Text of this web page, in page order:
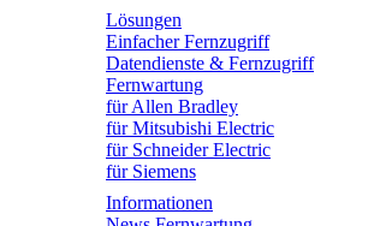
Lösungen
Einfacher Fernzugriff
Datendienste & Fernzugriff
Fernwartung
für Allen Bradley
für Mitsubishi Electric
für Schneider Electric
für Siemens
Informationen